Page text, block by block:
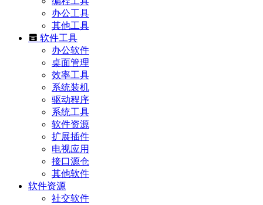
办公工具
其他工具
软件工具
办公软件
桌面管理
效率工具
系统装机
驱动程序
系统工具
软件资源
扩展插件
电视应用
接口源仓
其他软件
软件资源
社交软件